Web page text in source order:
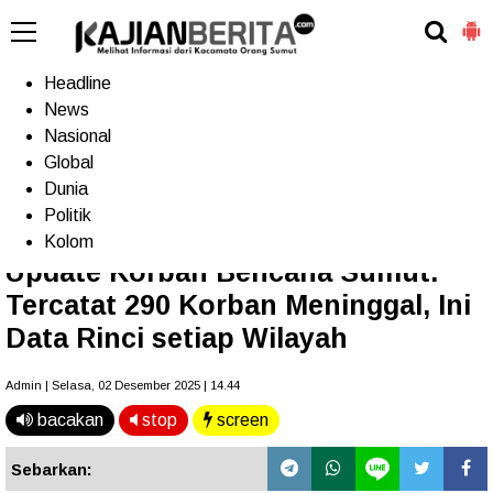
Home
Headline
News
Nasional
Global
Dunia
Politik
Kolom
Terkini
Update Korban Bencana Sumut:
Tercatat 290 Korban Meninggal, Ini
Data Rinci setiap Wilayah
Admin | Selasa, 02 Desember 2025 | 14.44
bacakan stop screen
Sebarkan: